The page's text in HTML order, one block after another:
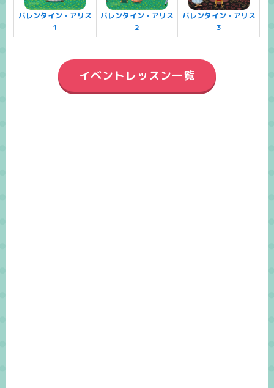
バレンタイン・アリス
1
バレンタイン・アリス
2
バレンタイン・アリス
3
イベントレッスン一覧